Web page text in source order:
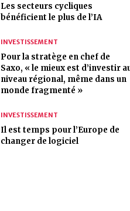
Les secteurs cycliques
bénéficient le plus de l’IA
INVESTISSEMENT
Pour la stratège en chef de
Saxo, « le mieux est d’investir
niveau régional, même dans un
monde fragmenté »
INVESTISSEMENT
Il est temps pour l’Europe de
changer de logiciel